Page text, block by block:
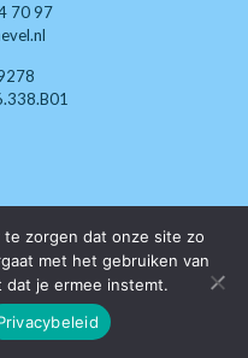
70 97
die
zorgen dat onze site zo
met het gebruiken van
dat je ermee instemt.